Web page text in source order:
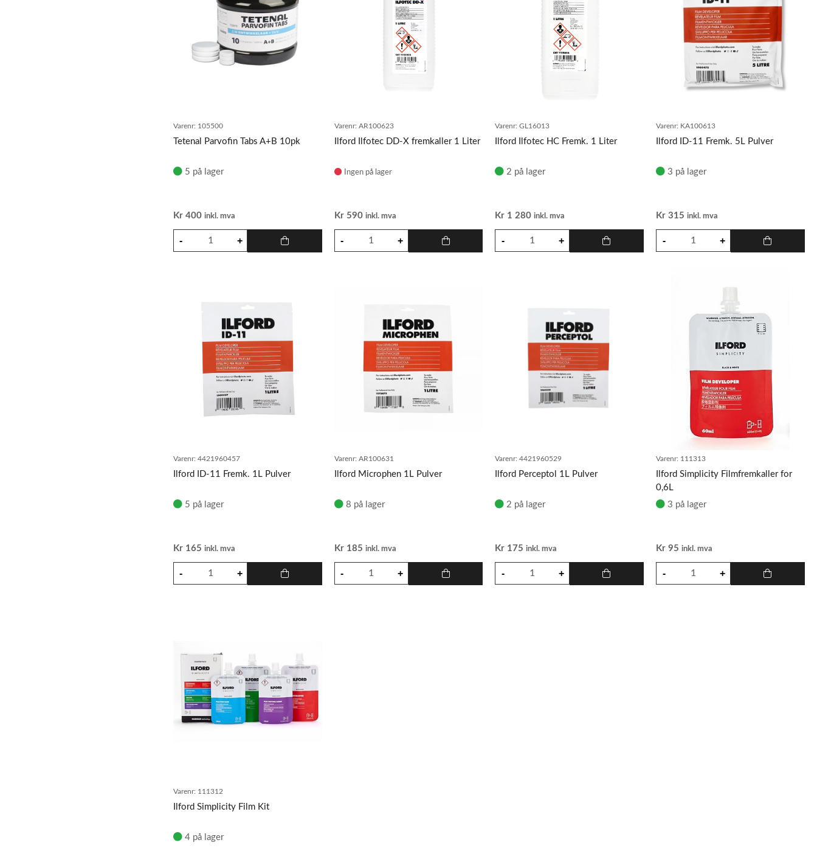
Varenr: 105500
Tetenal Parvofin Tabs A+B 10pk
5 på lager
Kr 400 inkl. mva
Varenr: AR100623
Ilford Ilfotec DD-X fremkaller 1 Liter
Ingen på lager
Kr 590 inkl. mva
Varenr: GL16013
Ilford Ilfotec HC Fremk. 1 Liter
2 på lager
Kr 1 280inkl. mva
Varenr: KA100613
Ilford ID-11 Fremk. 5L Pulver
3 på lager
Kr315inkl. mva
Varenr: 4421960457
Ilford ID-11 Fremk. 1L Pulver
5 på lager
Kr 165 inkl. mva
Varenr: AR100631
Ilford Microphen 1L Pulver
8 på lager
Kr 185 inkl. mva
Varenr: 4421960529
Ilford Perceptol 1L Pulver
2 på lager
Kr 175inkl. mva
Varenr: 111313
Ilford Simplicity Filmfremkaller for
0,6L
3 på lager
Kr95inkl. mva
Varenr: 111312
Ilford Simplicity Film Kit
4 på lager